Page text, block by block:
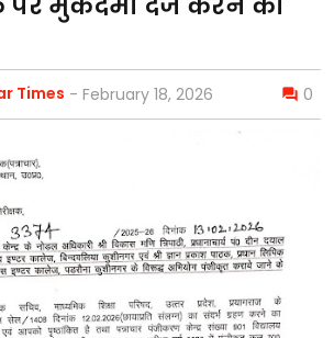
Times - February 18, 2026 0